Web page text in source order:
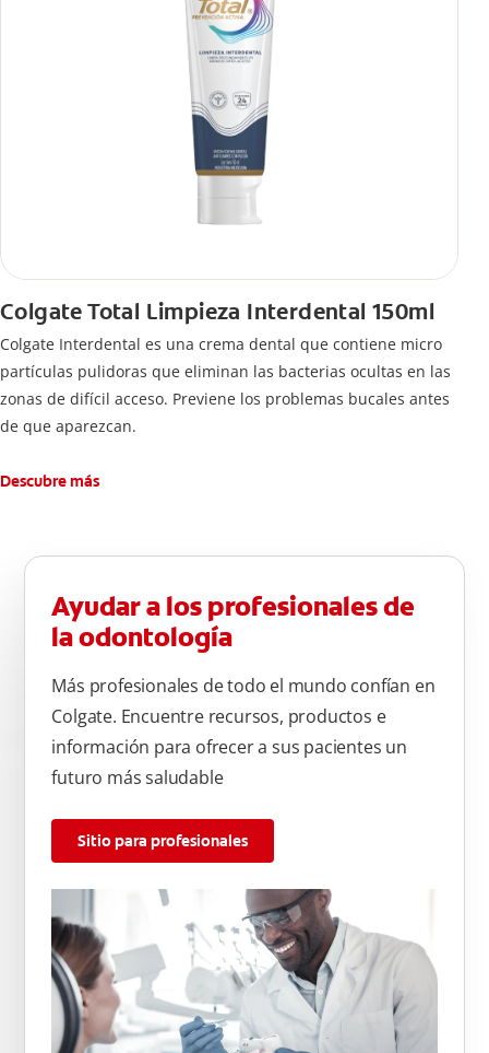
Colgate Total Limpieza Interdental 150ml
Colgate Interdental es una crema dental que contiene micro
partículas pulidoras que eliminan las bacterias ocultas en las
zonas de difícil acceso. Previene los problemas bucales antes
de que aparezcan.
Descubre más
Ayudar a los profesionales de
la odontología
Más profesionales de todo el mundo confían en
Colgate. Encuentre recursos, productos e
información para ofrecer a sus pacientes un
futuro más saludable
Sitio para profesionales